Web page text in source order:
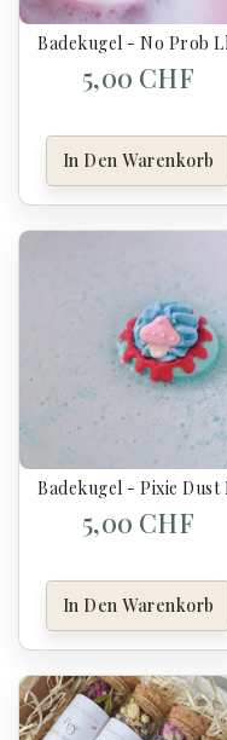
Badekugel - No Prob
5,00 CHF
In Den Warenkorb
Badekugel - Pixie
5,00 CHF
In Den Warenkorb